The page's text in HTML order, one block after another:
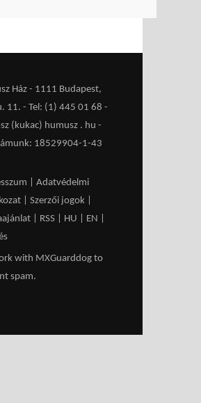
Ház - 1111 Budapest,
11. - Tel: (1) 445 01 68 -
(kukac) humusz . hu -
18529904-1-43
Adatvédelmi
Szerzői jogok
RSS HU EN
with MXGuarddog to
spam.